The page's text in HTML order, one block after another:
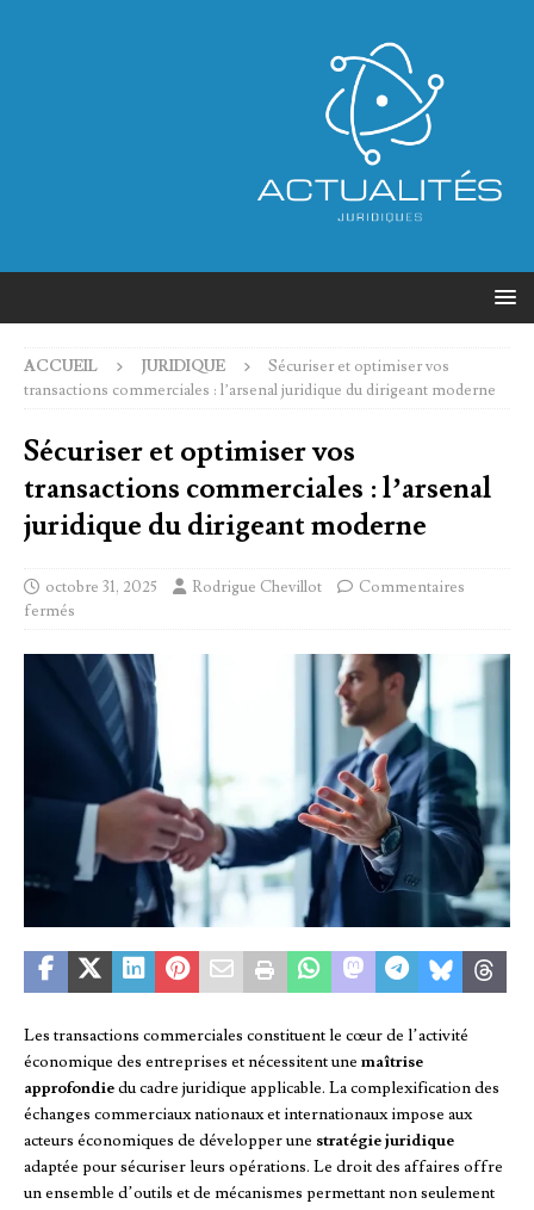
ACCUEIL JURIDIQUE
Sécuriser et optimiser vos
transactions commerciales : l’arsenal juridique du dirigeant moderne
Sécuriser et optimiser vos
transactions commerciales : l’arsenal
juridique du dirigeant moderne
octobre 31, 2025 Rodrigue Chevillot
Commentaires
fermés
Les transactions commerciales constituent le cœur de l’activité
économique des entreprises et nécessitent une maîtrise
approfondiedu cadre juridique applicable. La complexification des
échanges commerciaux nationaux et internationaux impose aux
acteurs économiques de développer une stratégie juridique
adaptée pour sécuriser leurs opérations. Le droit des affaires offre
un ensemble d’outils et de mécanismes permettant non seulement